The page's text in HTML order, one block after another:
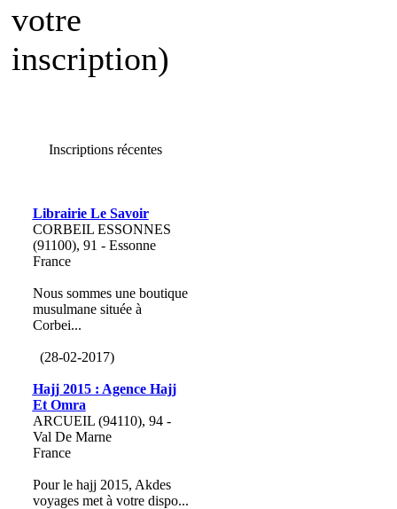
votre
inscription)
Inscriptions récentes
Librairie Le Savoir
CORBEIL ESSONNES
(91100), 91 - Essonne
France
Nous sommes une boutique
musulmane située à
Corbei...
(28-02-2017)
Hajj 2015 : Agence Hajj
Et Omra
ARCUEIL (94110), 94 -
Val De Marne
France
Pour le hajj 2015, Akdes
voyages met à votre dispo...